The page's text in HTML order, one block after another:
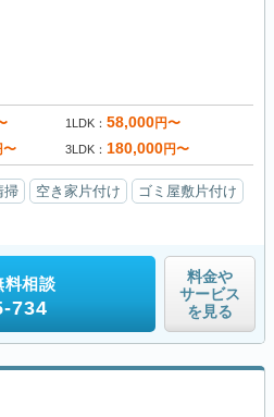
1LDK 58,000円〜
〜 3LDK 180,000円〜
掃 空き家片付け
ゴミ屋敷片付け
料相談
734
料金や
サービス
を見る